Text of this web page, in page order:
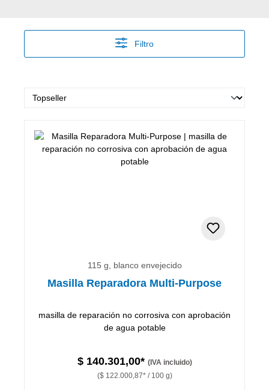
Filtro
115 g, blanco envejecido
Masilla Reparadora Multi-Purpose
masilla de reparación no corrosiva con aprobación
de agua potable
$ 140.301,00* (IVA incluido)
($ 122.000,87* / 100 g)